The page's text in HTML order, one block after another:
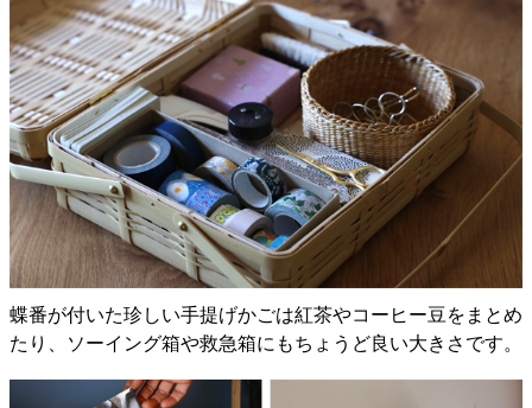
蝶番が付いた珍しい手提げかごは紅茶やコーヒー豆をまとめ
たり、ソーイング箱や救急箱にもちょうど良い大きさです。